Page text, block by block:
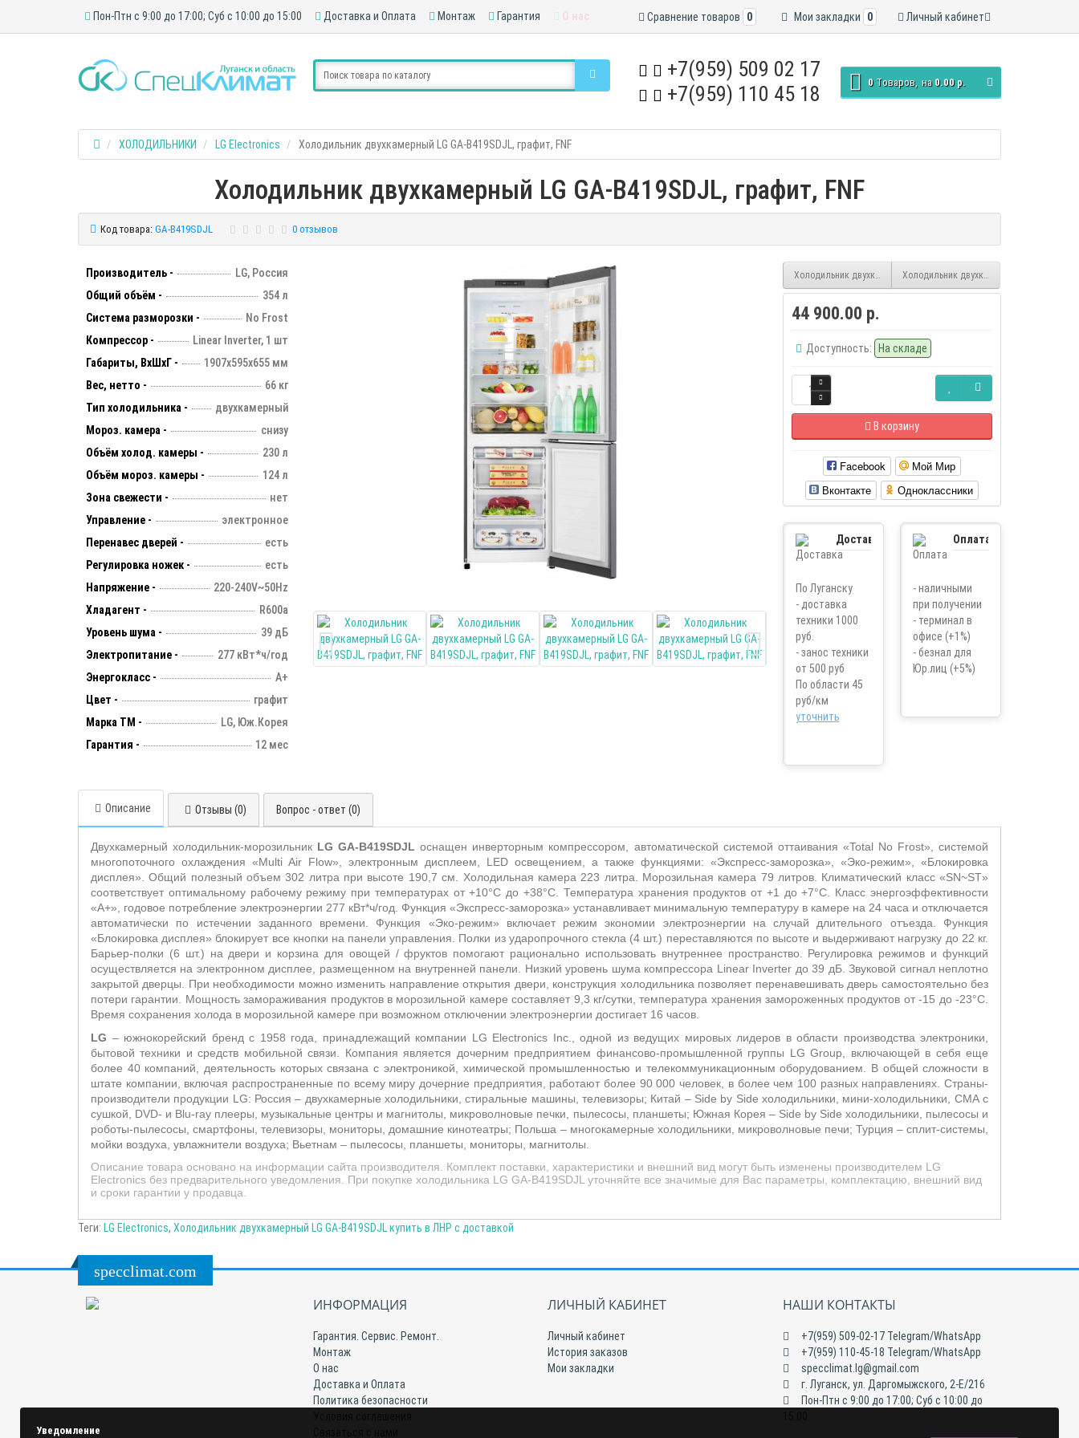
Пон-Птн с 9:00 до 17:00; Суб с 10:00 до 15:00 Доставка и Оплата Монтаж Гарантия О нас Личный кабинет
Мои закладки 0
Сравнение товаров 0
+7(959) 509 02 17
+7(959) 110 45 18
0 Tоваров, на 0.00 р.
ХОЛОДИЛЬНИКИ LG Electronics Холодильник двухкамерный LG GA-B419SDJL, графит, FNF
Холодильник двухкамерный LG GA-B419SDJL, графит, FNF
Код товара: GA-B419SDJL 0 отзывов
Производитель -
LG, Россия
Общий объём -
354 л
Система разморозки -
No Frost
Компрессор -
Linear Inverter, 1 шт
Габариты, ВхШхГ -
1907х595х655 мм
Вес, нетто -
66 кг
Тип холодильника -
двухкамерный
Мороз. камера -
снизу
Объём холод. камеры -
230 л
Объём мороз. камеры -
124 л
Зона свежести -
нет
Управление -
электронное
Перенавес дверей -
есть
Регулировка ножек -
есть
Напряжение -
220-240V~50Hz
Хладагент -
R600a
Уровень шума -
39 дБ
Электропитание -
277 кВт*ч/год
Энергокласс -
А+
Цвет -
графит
Марка ТМ -
LG, Юж.Корея
Гарантия -
12 мес
Холодильник двухкамерный LG GA-B419SBUL
Холодильник двухкамерный LG GA-
44 900.00 р.
Доступность: На складе
В корзину
Facebook
Мой Мир
Вконтакте
Одноклассники
Доставка
По Луганску
- доставка
техники 1000
руб.
- занос техники
от 500 руб
По области 45
руб/км
уточнить
Оплата
- наличными
при получении
- терминал в
офисе (+1%)
- безнал для
Юр.лиц (+5%)
Описание Отзывы (0) Вопрос - ответ (0)
Двухкамерный холодильник-морозильник LG GA-B419SDJL оснащен инверторным компрессором, автоматической системой оттаивания «Total No Frost», системой
многопоточного охлаждения «Multi Air Flow», электронным дисплеем, LED освещением, а также функциями: «Экспресс-заморозка», «Эко-режим», «Блокировка
дисплея». Общий полезный объем 302 литра при высоте 190,7 см. Холодильная камера 223 литра. Морозильная камера 79 литров. Климатический класс «SN~ST»
соответствует оптимальному рабочему режиму при температурах от +10°С до +38°С. Температура хранения продуктов от +1 до +7°С. Класс энергоэффективности
«А+», годовое потребление электроэнергии 277 кВт*ч/год. Функция «Экспресс-заморозка» устанавливает минимальную температуру в камере на 24 часа и отключается
автоматически по истечении заданного времени. Функция «Эко-режим» включает режим экономии электроэнергии на случай длительного отъезда. Функция
«Блокировка дисплея» блокирует все кнопки на панели управления. Полки из ударопрочного стекла (4 шт.) переставляются по высоте и выдерживают нагрузку до 22 кг.
Барьер-полки (6 шт.) на двери и корзина для овощей / фруктов помогают рационально использовать внутреннее пространство. Регулировка режимов и функций
осуществляется на электронном дисплее, размещенном на внутренней панели. Низкий уровень шума компрессора Linear Inverter до 39 дБ. Звуковой сигнал неплотно
закрытой дверцы. При необходимости можно изменить направление открытия двери, конструкция холодильника позволяет перенавешивать дверь самостоятельно без
потери гарантии. Мощность замораживания продуктов в морозильной камере составляет 9,3 кг/сутки, температура хранения замороженных продуктов от -15 до -23°С.
Время сохранения холода в морозильной камере при возможном отключении электроэнергии достигает 16 часов.
LG – южнокорейский бренд с 1958 года, принадлежащий компании LG Electronics Inc., одной из ведущих мировых лидеров в области производства электроники,
бытовой техники и средств мобильной связи. Компания является дочерним предприятием финансово-промышленной группы LG Group, включающей в себя еще
более 40 компаний, деятельность которых связана с электроникой, химической промышленностью и телекоммуникационным оборудованием. В общей сложности в
штате компании, включая распространенные по всему миру дочерние предприятия, работают более 90 000 человек, в более чем 100 разных направлениях. Страны-
производители продукции LG: Россия – двухкамерные холодильники, стиральные машины, телевизоры; Китай – Side by Side холодильники, мини-холодильники, СМА с
сушкой, DVD- и Blu-ray плееры, музыкальные центры и магнитолы, микроволновые печки, пылесосы, планшеты; Южная Корея – Side by Side холодильники, пылесосы и
роботы-пылесосы, смартфоны, телевизоры, мониторы, домашние кинотеатры; Польша – многокамерные холодильники, микроволновые печи; Турция – сплит-системы,
мойки воздуха, увлажнители воздуха; Вьетнам – пылесосы, планшеты, мониторы, магнитолы.
Описание товара основано на информации сайта производителя. Комплект поставки, характеристики и внешний вид могут быть изменены производителем LG
Electronics без предварительного уведомления. При покупке холодильника LG GA-B419SDJL уточняйте все значимые для Вас параметры, комплектацию, внешний вид
и сроки гарантии у продавца.
Теги: LG Electronics, Холодильник двухкамерный LG GA-B419SDJL купить в ЛНР с доставкой
specclimat.com
ИНФОРМАЦИЯ
Гарантия. Сервис. Ремонт.
Монтаж
О нас
Доставка и Оплата
Политика безопасности
ЛИЧНЫЙ КАБИНЕТ
Личный кабинет
История заказов
Мои закладки
НАШИ КОНТАКТЫ
+7(959) 509-02-17 Telegram/WhatsApp
+7(959) 110-45-18 Telegram/WhatsApp
specclimat.lg@gmail.com
г. Луганск, ул. Даргомыжского, 2-Е/216
Пон-Птн с 9:00 до 17:00; Суб с 10:00 до
Уведомление